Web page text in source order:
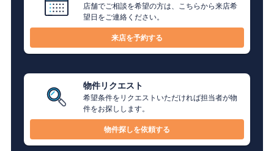
店舗でご相談を希望の方は、こちらから来店希
望日をご連絡ください。
来店を予約する
物件リクエスト
希望条件をリクエストいただければ担当者が物
件をお探しします。
物件探しを依頼する